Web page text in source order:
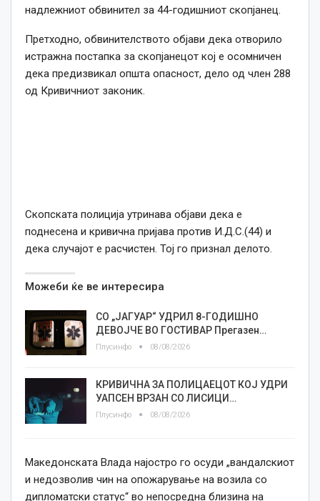
надлежниот обвинител за 44-годишниот скопјанец.
Претходно, обвинителството објави дека отворило
истражна постапка за скопјанецот кој е осомничен
дека предизвикал општа опасност, дело од член 288
од Кривичниот законик.
Скопската полиција утринава објави дека е
поднесена и кривична пријава против И.Д.С.(44) и
дека случајот е расчистен. Тој го признал делото.
Можеби ќе ве интересира
СО „ЈАГУАР“ УДРИЛ 8-ГОДИШНО
ДЕВОЈЧЕ ВО ГОСТИВАР Прегазен…
Плусинфо 08/08/2026
КРИВИЧНА ЗА ПОЛИЦАЕЦОТ КОЈ УДРИ
УАПСЕН ВРЗАН СО ЛИСИЦИ…
Плусинфо 08/08/2026
Македонската Влада најостро го осуди „вандалскиот
и недозволив чин на опожарување на возила со
дипломатски статус“ во непосредна близина на